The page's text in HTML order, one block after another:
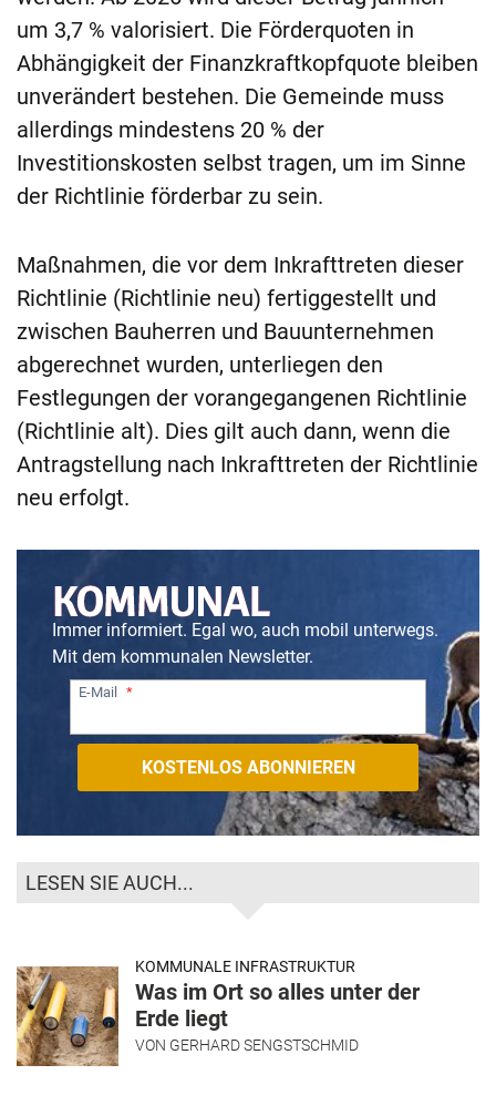
um 3,7 % valorisiert. Die Förderquoten in
Abhängigkeit der Finanzkraftkopfquote bleiben
unverändert bestehen. Die Gemeinde muss
allerdings mindestens 20 % der
Investitionskosten selbst tragen, um im Sinne
der Richtlinie förderbar zu sein.
Maßnahmen, die vor dem Inkrafttreten dieser
Richtlinie (Richtlinie neu) fertiggestellt und
zwischen Bauherren und Bauunternehmen
abgerechnet wurden, unterliegen den
Festlegungen der vorangegangenen Richtlinie
(Richtlinie alt). Dies gilt auch dann, wenn die
Antragstellung nach Inkrafttreten der Richtlinie
neu erfolgt.
Immer informiert. Egal wo, auch mobil unterwegs.
Mit dem kommunalen Newsletter.
E-Mail
LESEN SIE AUCH...
KOMMUNALE INFRASTRUKTUR
Was im Ort so alles unter der
Erde liegt
VON GERHARD SENGSTSCHMID